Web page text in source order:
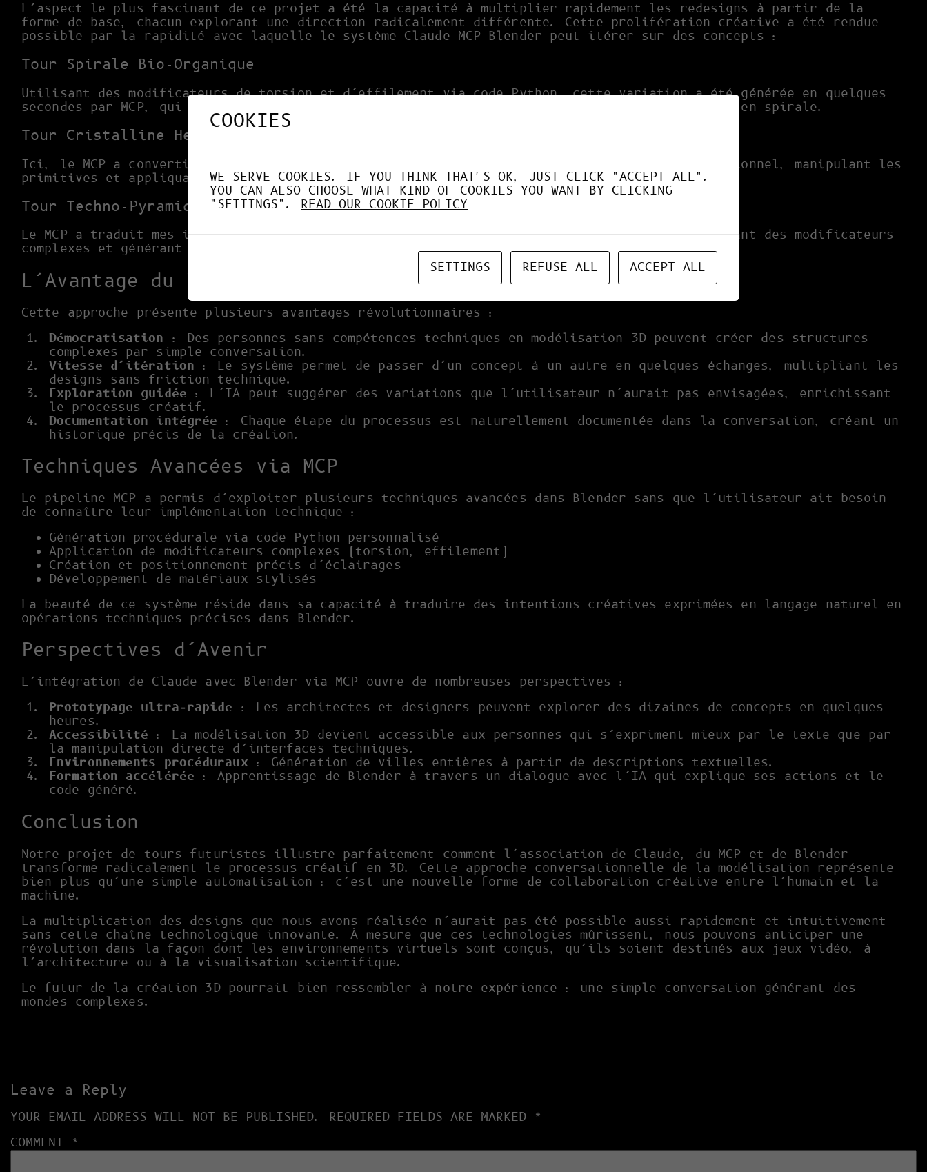
L’aspect le plus fascinant de ce projet a été la capacité à multiplier rapidement les redesigns à partir de la
forme de base, chacun explorant une direction radicalement différente. Cette prolifération créative a été rendue
possible par la rapidité avec laquelle le système Claude-MCP-Blender peut itérer sur des concepts :
Tour Spirale Bio-Organique
Utilisant des modificateurs de torsion et d’effilement via code Python, cette variation a été générée en quelques
secondes par MCP, qui a exécuté les instructions complexes pour créer une structure organique en spirale.
Tour Cristalline Hexagonale
Ici, le MCP a converti mes suggestions de formes hexagonales modulaires en code Blender fonctionnel, manipulant les
primitives et appliquant des rotations précises sans intervention humaine directe.
Tour Techno-Pyramidale
Le MCP a traduit mes instructions pour transformer radicalement l’approche verticale, appliquant des modificateurs
complexes et générant les structures secondaires.
L’Avantage du Pipeline Claude-MCP-Blender
Cette approche présente plusieurs avantages révolutionnaires :
Démocratisation : Des personnes sans compétences techniques en modélisation 3D peuvent créer des structures
complexes par simple conversation.
Vitesse d’itération : Le système permet de passer d’un concept à un autre en quelques échanges, multipliant les
designs sans friction technique.
Exploration guidée : L’IA peut suggérer des variations que l’utilisateur n’aurait pas envisagées, enrichissant
le processus créatif.
Documentation intégrée : Chaque étape du processus est naturellement documentée dans la conversation, créant un
historique précis de la création.
Techniques Avancées via MCP
Le pipeline MCP a permis d’exploiter plusieurs techniques avancées dans Blender sans que l’utilisateur ait besoin
de connaître leur implémentation technique :
Génération procédurale via code Python personnalisé
Application de modificateurs complexes (torsion, effilement)
Création et positionnement précis d’éclairages
Développement de matériaux stylisés
La beauté de ce système réside dans sa capacité à traduire des intentions créatives exprimées en langage naturel en
opérations techniques précises dans Blender.
Perspectives d’Avenir
L’intégration de Claude avec Blender via MCP ouvre de nombreuses perspectives :
Prototypage ultra-rapide : Les architectes et designers peuvent explorer des dizaines de concepts en quelques
heures.
Accessibilité : La modélisation 3D devient accessible aux personnes qui s’expriment mieux par le texte que par
la manipulation directe d’interfaces techniques.
Environnements procéduraux : Génération de villes entières à partir de descriptions textuelles.
Formation accélérée : Apprentissage de Blender à travers un dialogue avec l’IA qui explique ses actions et le
code généré.
Conclusion
Notre projet de tours futuristes illustre parfaitement comment l’association de Claude, du MCP et de Blender
transforme radicalement le processus créatif en 3D. Cette approche conversationnelle de la modélisation représente
bien plus qu’une simple automatisation : c’est une nouvelle forme de collaboration créative entre l’humain et la
machine.
La multiplication des designs que nous avons réalisée n’aurait pas été possible aussi rapidement et intuitivement
sans cette chaîne technologique innovante. À mesure que ces technologies mûrissent, nous pouvons anticiper une
révolution dans la façon dont les environnements virtuels sont conçus, qu’ils soient destinés aux jeux vidéo, à
l’architecture ou à la visualisation scientifique.
Le futur de la création 3D pourrait bien ressembler à notre expérience : une simple conversation générant des
mondes complexes.
Leave a Reply
YOUR EMAIL ADDRESS WILL NOT BE PUBLISHED. REQUIRED FIELDS ARE MARKED *
COMMENT
*
COOKIES
WE SERVE COOKIES. IF YOU THINK THAT'S OK, JUST CLICK "ACCEPT ALL".
YOU CAN ALSO CHOOSE WHAT KIND OF COOKIES YOU WANT BY CLICKING
"SETTINGS". READ OUR COOKIE POLICY
SETTINGS REFUSE ALL ACCEPT ALL